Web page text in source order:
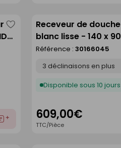
Enregistrer
comme
Receveur de douche
blanc lisse - 140 x
Référence : 30166045
Disponible sous 10 jours
609,00€
TTC/Pièce